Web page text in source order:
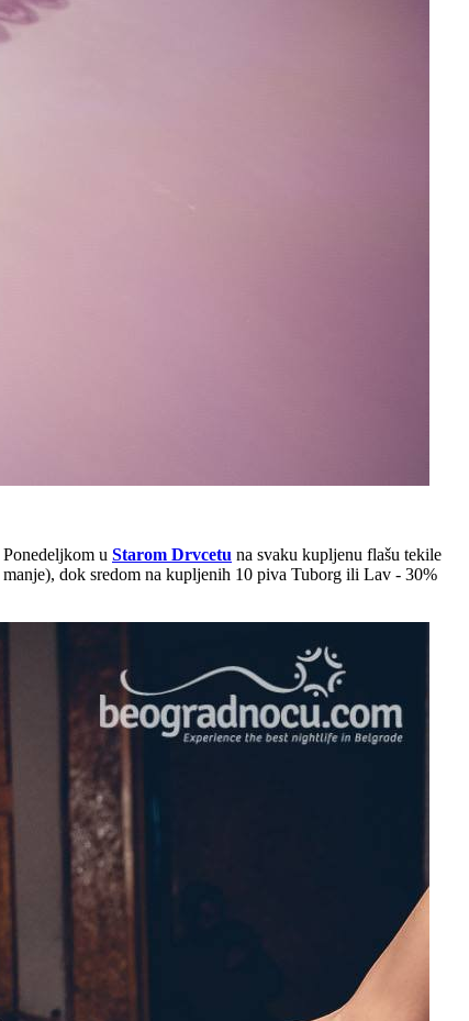
u Starom Drvcetu na svaku kupljenu flašu tekile
dok sredom na kupljenih 10 piva Tuborg ili Lav - 30%